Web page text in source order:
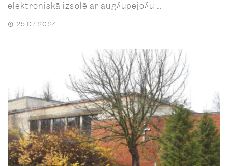
elektroniskā izsolē ar augšupejošu ...
25.07.2024